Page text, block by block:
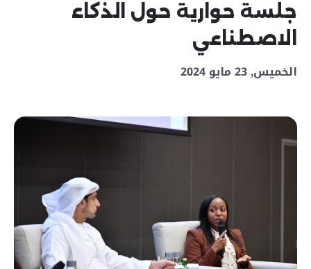
جلسة حوارية حول الذكاء
الاصطناعي
الخميس, 23 مايو 2024